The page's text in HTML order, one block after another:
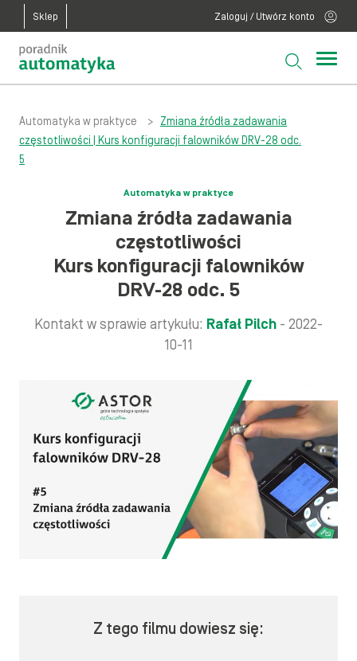
Sklep Zaloguj / Utwórz konto
Automatyka w praktyce >
Zmiana źródła zadawania
częstotliwości | Kurs konfiguracji falowników DRV-28 odc.
5
Automatyka w praktyce
Zmiana źródła zadawania
częstotliwości
Kurs konfiguracji falowników
DRV-28 odc. 5
Kontakt w sprawie artykułu: Rafał Pilch - 2022-
10-11
Z tego filmu dowiesz się: